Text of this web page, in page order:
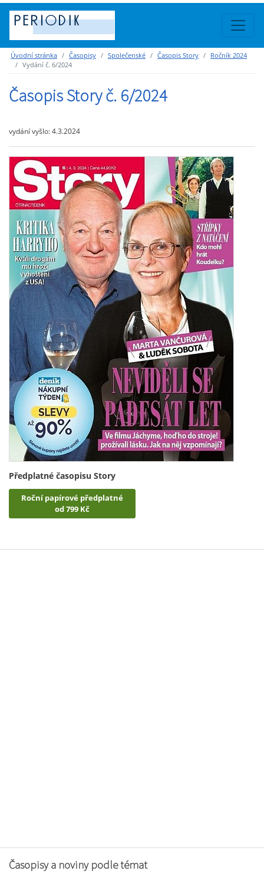
Úvodní stránka Časopisy Společenské Časopis Story
Ročník 2024
Vydání č. 6/2024
Časopis Story č. 6/2024
vydání vyšlo: 4.3.2024
Předplatné časopisu Story
Roční papírové předplatné
od 799 Kč
Časopisy a noviny podle témat